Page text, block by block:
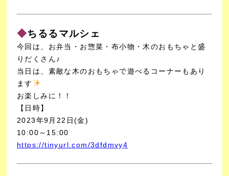
◆ちるるマルシェ
今回は、お弁当・お惣菜・布小物・木のおもちゃと盛
りだくさん♪
当日は、素敵な木のおもちゃで遊べるコーナーもあり
ます
お楽しみに！！
【日時】
2023年9月22日(金)
10:00～15:00
https://tinyurl.com/3dfdmvy4